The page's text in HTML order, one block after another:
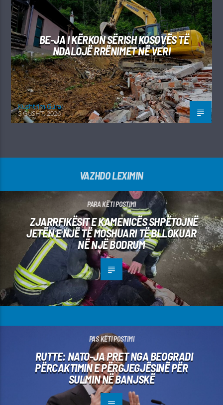
BE-JA I KËRKON SËRISH KOSOVËS TË
NDALOJË RRËNIMET NË VERI
Kushtrim Guraj
5 GUSHT, 2026
VAZHDO LEXIMIN
PARA KËTI POSTIMI
ZJARRFIKËSIT E KAMENICËS SHPËTOJNË
JETËN E NJË TË MOSHUARI TË BLLOKUAR
NË NJË BODRUM
PAS KËTI POSTIMI
RUTTE: NATO-JA PRET NGA BEOGRADI
PËRCAKTIMIN E PËRGJEGJËSINË PËR
SULMIN NË BANJSKË